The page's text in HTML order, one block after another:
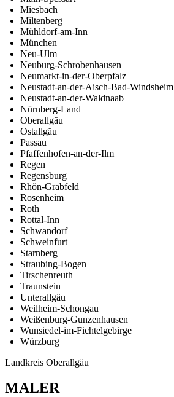
Miesbach
Miltenberg
Mühldorf-am-Inn
München
Neu-Ulm
Neuburg-Schrobenhausen
Neumarkt-in-der-Oberpfalz
Neustadt-an-der-Aisch-Bad-Windsheim
Neustadt-an-der-Waldnaab
Nürnberg-Land
Oberallgäu
Ostallgäu
Passau
Pfaffenhofen-an-der-Ilm
Regen
Regensburg
Rhön-Grabfeld
Rosenheim
Roth
Rottal-Inn
Schwandorf
Schweinfurt
Starnberg
Straubing-Bogen
Tirschenreuth
Traunstein
Unterallgäu
Weilheim-Schongau
Weißenburg-Gunzenhausen
Wunsiedel-im-Fichtelgebirge
Würzburg
Landkreis Oberallgäu
MALER